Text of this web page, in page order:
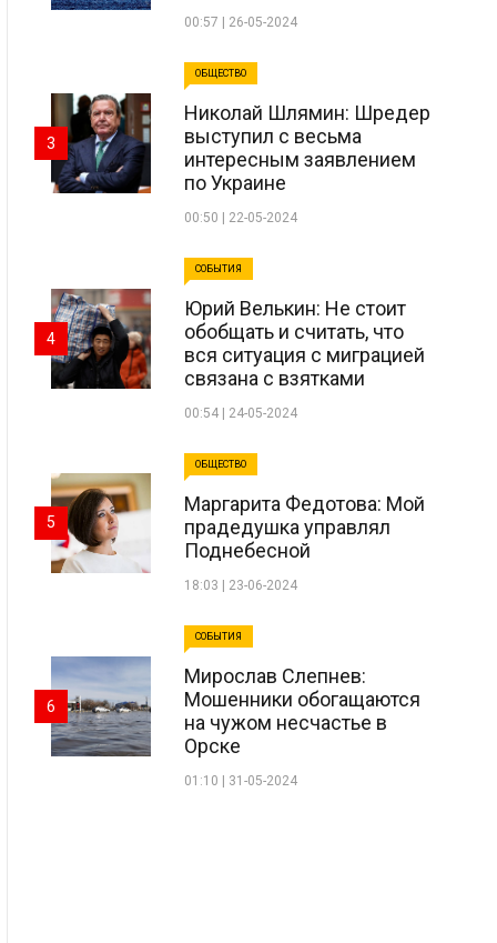
00:57 | 26-05-2024
ОБЩЕСТВО
Николай Шлямин: Шредер
выступил с весьма
интересным заявлением
по Украине
00:50 | 22-05-2024
3
СОБЫТИЯ
Юрий Велькин: Не стоит
обобщать и считать, что
вся ситуация с миграцией
связана с взятками
00:54 | 24-05-2024
4
ОБЩЕСТВО
Маргарита Федотова: Мой
прадедушка управлял
Поднебесной
18:03 | 23-06-2024
5
СОБЫТИЯ
Мирослав Слепнев:
Мошенники обогащаются
на чужом несчастье в
Орске
01:10 | 31-05-2024
6